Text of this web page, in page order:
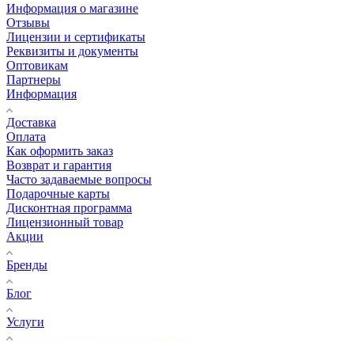
Информация о магазине
Отзывы
Лицензии и сертификаты
Реквизиты и документы
Оптовикам
Партнеры
Информация
Доставка
Оплата
Как оформить заказ
Возврат и гарантия
Часто задаваемые вопросы
Подарочные карты
Дисконтная программа
Лицензионный товар
Акции
Бренды
Блог
Услуги